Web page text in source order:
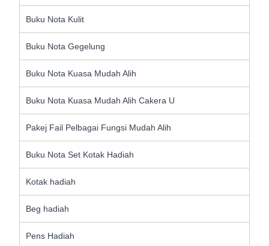
Buku Nota Kulit
Buku Nota Gegelung
Buku Nota Kuasa Mudah Alih
Buku Nota Kuasa Mudah Alih Cakera U
Pakej Fail Pelbagai Fungsi Mudah Alih
Buku Nota Set Kotak Hadiah
Kotak hadiah
Beg hadiah
Pens Hadiah